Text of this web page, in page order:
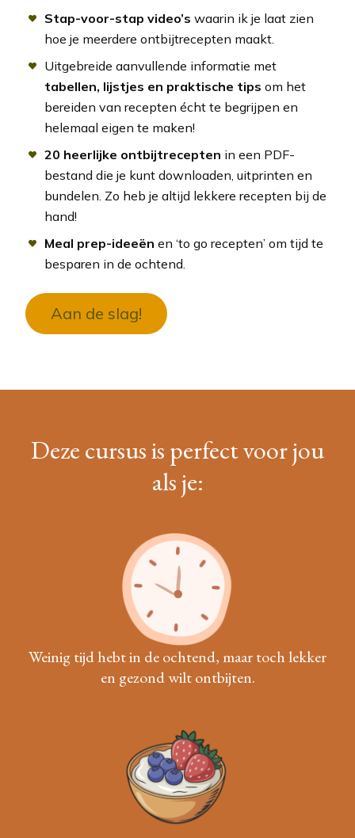
Stap-voor-stap video’s waarin ik je laat zien
hoe je meerdere ontbijtrecepten maakt.
Uitgebreide aanvullende informatie met
tabellen, lijstjes en praktische tips om het
bereiden van recepten écht te begrijpen en
helemaal eigen te maken!
20 heerlijke ontbijtrecepten in een PDF-
bestand die je kunt downloaden, uitprinten en
bundelen. Zo heb je altijd lekkere recepten bij de
hand!
Meal prep-ideeën en ‘to go recepten’ om tijd te
besparen in de ochtend.
Aan de slag!
Deze cursus is perfect voor jou
als je:
Weinig tijd hebt in de ochtend, maar toch lekker
en gezond wilt ontbijten.